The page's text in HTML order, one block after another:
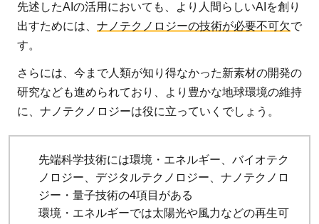
先述したAIの活用においても、より人間らしいAIを創り
出すためには、 ナノテクノロジーの技術が必要不可欠で
す。
さらには、今まで人類が知り得なかった新素材の開発の
研究なども進められており、より豊かな地球環境の維持
に、ナノテクノロジーは役に立っていくでしょう。
先端科学技術には環境・エネルギー、バイオテク
ノロジー、デジタルテクノロジー、ナノテクノロ
ジー・量子技術の4項目がある
環境・エネルギーでは太陽光や風力などの再生可